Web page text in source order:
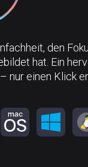
den
hat. Ein
nur einen Klick